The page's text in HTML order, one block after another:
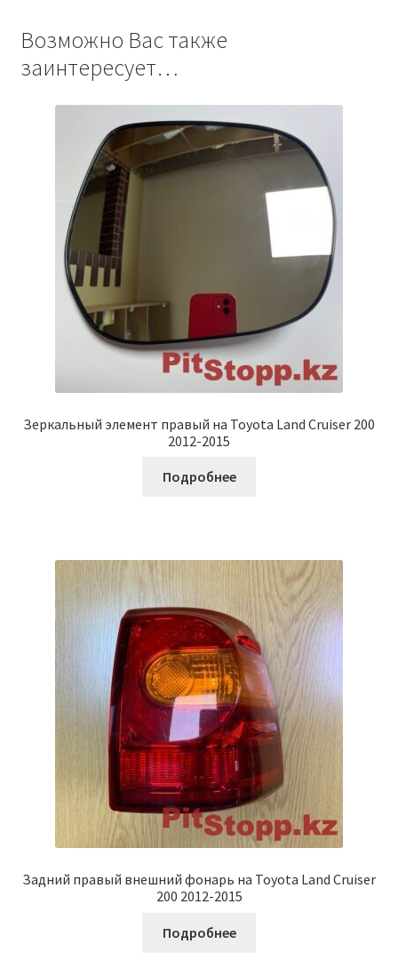
Возможно Вас также
заинтересует…
Зеркальный элемент правый на Toyota Land Cruiser 200
2012-2015
Подробнее
Задний правый внешний фонарь на Toyota Land Cruiser
200 2012-2015
Подробнее